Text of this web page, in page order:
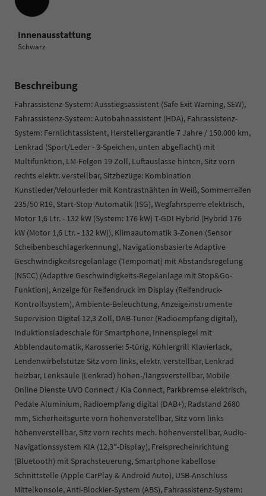
Innenausstattung
Schwarz
Beschreibung
Fahrassistenz-System: Ausstiegsassistent (Safe Exit Warning, SEW),
Fahrassistenz-System: Autobahnassistent (HDA), Fahrassistenz-
System: Fernlichtassistent, Herstellergarantie 7 Jahre / 150.000 km,
Lenkrad (Sport/Leder - 3-Speichen, unten abgeflacht) mit
Multifunktion, LM-Felgen 19 Zoll, Luftauslässe hinten, Sitz vorn
rechts elektr. verstellbar, Sitzbezüge: Kombination
Kunstleder/Velourleder mit Kontrastnähten in Weiß, Sommerreifen
235/50 R19, Start-Stop-Automatik (ISG), Wegfahrsperre elektrisch,
Motor 1,6 Ltr. - 132 kW (System: 176 kW) T-GDI Hybrid (Hybrid 176
kW (Motor 1,6 Ltr. - 132 kW)), Klimaautomatik 3-Zonen (Sensor
Scheibenbeschlagerkennung), Navigationsbasierte Adaptive
Geschwindigkeitsregelanlage (Tempomat) mit Abstandsregelung
(NSCC) (Adaptive Geschwindigkeits-Regelanlage mit Stop&Go-
Funktion), Anzeige für Reifendruck im Display (Reifendruck-
Kontrollsystem), Ambiente-Beleuchtung, Anzeigeinstrumente
Supervision Digital 12,3 Zoll, DAB-Tuner (Radioempfang digital),
Induktionsladeschale für Smartphone, Innenspiegel mit
Abblendautomatik, Karosserie: 5-türig, Kühlergrill Klavierlack,
Lendenwirbelstütze Sitz vorn links, elektr. verstellbar, Lenkrad
heizbar, Lenksäule (Lenkrad) höhen-/längsverstellbar, Mobile
Online Dienste UVO Connect / Kia Connect, Parkbremse elektrisch,
Pedale Aluminium, Radioempfang digital (DAB+), Radstand 2680
mm, Sicherheitsgurte vorn höhenverstellbar, Sitz vorn links
höhenverstellbar, Sitz vorn rechts mech. höhenverstellbar, Audio-
Navigationssystem KIA (12,3"-Display), Freisprecheinrichtung
(Bluetooth) mit Sprachsteuerung, Smartphone kabellose
Schnittstelle (Apple CarPlay & Android Auto), USB-Anschluss
Mittelkonsole, Anti-Blockier-System (ABS), Fahrassistenz-System: